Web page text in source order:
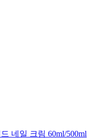
네일 크림 60ml/500ml